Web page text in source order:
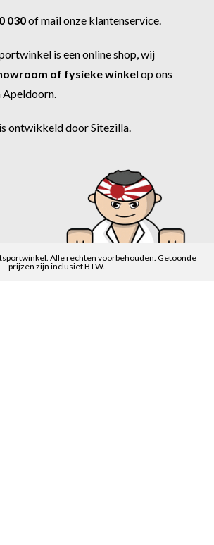
030ofmail onze klantenservice.
is een online shop, wij
of fysieke winkel op ons
Apeldoorn.
ontwikkeld doorSitezilla.
Alle rechten voorbehouden. Getoonde
prijzen zijn inclusief BTW.